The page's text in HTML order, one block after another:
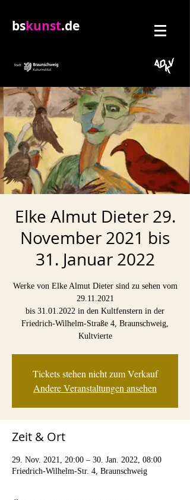
bskunst.de
Elke Almut Dieter 29.
November 2021 bis
31. Januar 2022
Werke von Elke Almut Dieter sind zu sehen vom
29.11.2021
bis 31.01.2022 in den Kultfenstern in der
Friedrich-Wilhelm-Straße 4, Braunschweig,
Kultvierte
Tickets stehen nicht zum Verkauf
Andere Veranstaltungen ansehen
Zeit & Ort
29. Nov. 2021, 20:00 – 30. Jan. 2022, 08:00
Friedrich-Wilhelm-Str. 4, Braunschweig